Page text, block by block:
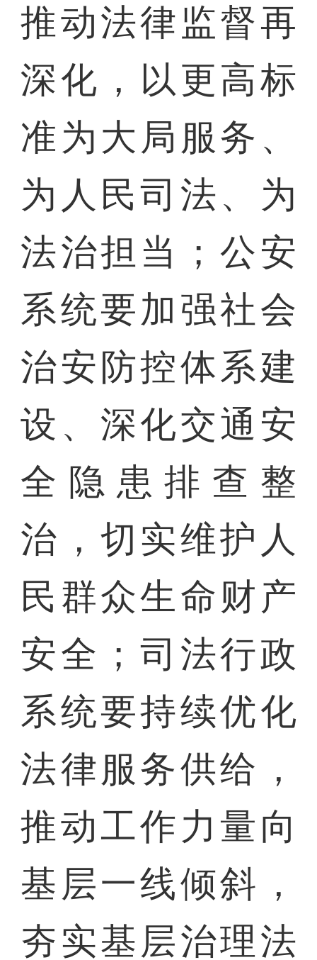
推动法律监督再
深化，以更高标
准为大局服务、
为人民司法、为
法治担当；公安
系统要加强社会
治安防控体系建
设、深化交通安
全隐患排查整
治，切实维护人
民群众生命财产
安全；司法行政
系统要持续优化
法律服务供给，
推动工作力量向
基层一线倾斜，
夯实基层治理法